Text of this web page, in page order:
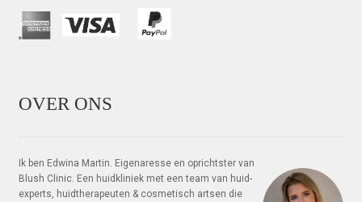
OVER ONS
Ik ben Edwina Martin. Eigenaresse en oprichtster van
Blush Clinic. Een huidkliniek met een team van huid­
experts, huid­thera­peuten & cosme­tisch artsen die